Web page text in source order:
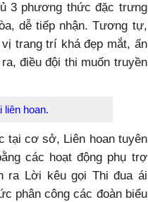
3 phương thức đặc trưng
dễ tiếp nhận. Tương tự,
trang trí khá đẹp mắt, ấn
điều đội thi muốn truyền
liên hoan.
tại cơ sở, Liên hoan tuyên
các hoạt động phụ trợ
ra Lời kêu gọi Thi đua ái
phân công các đoàn biểu